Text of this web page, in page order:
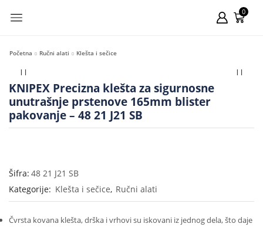
0
Početna Ručni alati Klešta i sečice
KNIPEX Precizna klešta za sigurnosne
unutrašnje prstenove 165mm blister
pakovanje – 48 21 J21 SB
Šifra: 48 21 J21 SB
Kategorije: Klešta i sečice, Ručni alati
Čvrsta kovana klešta, drška i vrhovi su iskovani iz jednog dela, što daje